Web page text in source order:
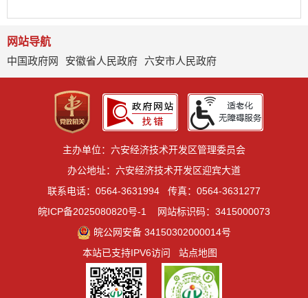
网站导航
中国政府网
安徽省人民政府 六安市人民政府
主办单位：六安经济技术开发区管理委员会
办公地址：六安经济技术开发区迎宾大道
联系电话：0564-3631994
传真：0564-3631277
皖ICP备2025080820号-1
网站标识码：3415000073
皖公网安备 34150302000014号
本站已支持IPV6访问
站点地图